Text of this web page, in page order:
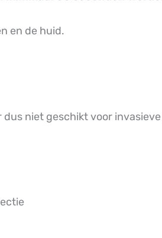
en de huid.
niet geschikt voor